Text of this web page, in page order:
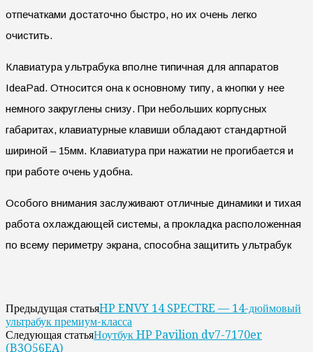
отпечатками достаточно быстро, но их очень легко
очистить.
Клавиатура ультрабука вполне типичная для аппаратов
IdeaPad. Относится она к основному типу, а кнопки у нее
немного закруглены снизу. При небольших корпусных
габаритах, клавиатурные клавиши обладают стандартной
шириной – 15мм. Клавиатура при нажатии не прогибается и
при работе очень удобна.
Особого внимания заслуживают отличные динамики и тихая
работа охлаждающей системы, а прокладка расположенная
по всему периметру экрана, способна защитить ультрабук
Предыдущая статьяHP ENVY 14 SPECTRE — 14-дюймовый
ультрабук премиум-класса
Следующая статьяНоутбук HP Pavilion dv7-7170er
(B3Q56EA)